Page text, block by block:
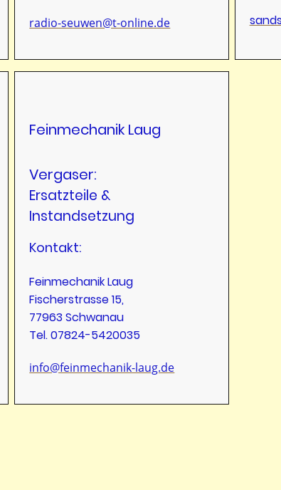
radio-seuwen@t-online.de
Feinmechanik Laug
Vergaser:
Ersatzteile &
Instandsetzung
Kontakt:
Feinmechanik Laug
Fischerstrasse 15,
77963 Schwanau
Tel.07824-5420035
info@feinmechanik-laug.de